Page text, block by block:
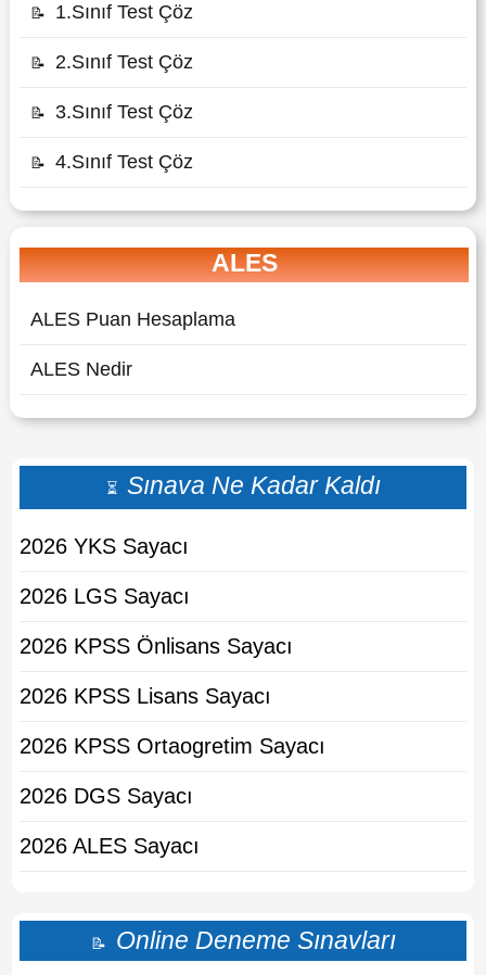
📝 1.Sınıf Test Çöz
📝 2.Sınıf Test Çöz
📝 3.Sınıf Test Çöz
📝 4.Sınıf Test Çöz
ALES
ALES Puan Hesaplama
ALES Nedir
⏳ Sınava Ne Kadar Kaldı
2026 YKS Sayacı
2026 LGS Sayacı
2026 KPSS Önlisans Sayacı
2026 KPSS Lisans Sayacı
2026 KPSS Ortaogretim Sayacı
2026 DGS Sayacı
2026 ALES Sayacı
📝 Online Deneme Sınavları